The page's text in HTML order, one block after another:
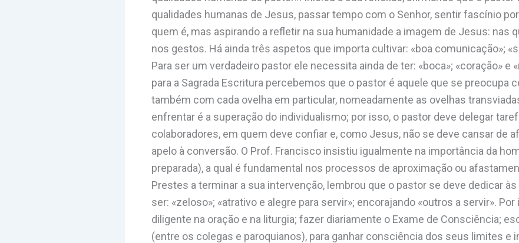
qualidades humanas de Jesus, passar tempo com o Senhor, sentir fascínio
quem é, mas aspirando a refletir na sua humanidade a imagem de Jesus: nas
nos gestos. Há ainda três aspetos que importa cultivar: «boa comunicação»;
Para ser um verdadeiro pastor ele necessita ainda de ter: «boca»; «coração» e
para a Sagrada Escritura percebemos que o pastor é aquele que se preocupa
também com cada ovelha em particular, nomeadamente as ovelhas
enfrentar é a superação do individualismo; por isso, o pastor deve delegar
colaboradores, em quem deve confiar e, como Jesus, não se deve cansar de
apelo à conversão. O Prof. Francisco insistiu igualmente na importância da
preparada), a qual é fundamental nos processos de aproximação ou
Prestes a terminar a sua intervenção, lembrou que o pastor se deve dedicar
ser: «zeloso»; «atrativo e alegre para servir»; encorajando «outros a servir».
diligente na oração e na liturgia; fazer diariamente o Exame de Consciência;
(entre os colegas e paroquianos), para ganhar consciência dos seus limites e